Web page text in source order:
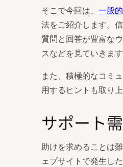
そこで今回は、 一般
法をご紹介します。
質問と回答が豊富な
スなどを見ていきます
また、積極的なコミ
用するヒントも取り上
サポート
助けを求めることは
ェブサイトで発生し